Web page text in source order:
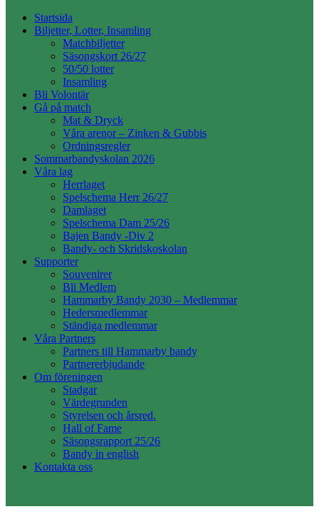
Startsida
Biljetter, Lotter, Insamling
Matchbiljetter
Säsongskort 26/27
50/50 lotter
Insamling
Bli Volontär
Gå på match
Mat & Dryck
Våra arenor – Zinken & Gubbis
Ordningsregler
Sommarbandyskolan 2026
Våra lag
Herrlaget
Spelschema Herr 26/27
Damlaget
Spelschema Dam 25/26
Bajen Bandy -Div 2
Bandy- och Skridskoskolan
Supporter
Souvenirer
Bli Medlem
Hammarby Bandy 2030 – Medlemmar
Hedersmedlemmar
Ständiga medlemmar
Våra Partners
Partners till Hammarby bandy
Partnererbjudande
Om föreningen
Stadgar
Värdegrunden
Styrelsen och årsred.
Hall of Fame
Säsongsrapport 25/26
Bandy in english
Kontakta oss